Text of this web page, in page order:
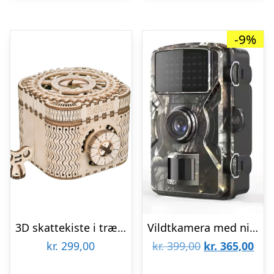
3D skattekiste i træ med kode og nøgle fra Rokrâ¢ (LK502)
kr. 299,00
-9%
Vildtkamera med night vision
kr.399,00 Den
kr. 365,00Den